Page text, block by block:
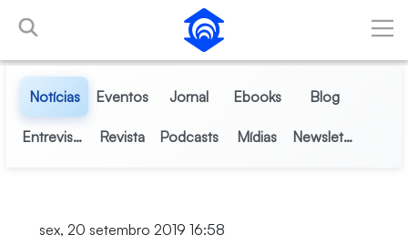
Pular para o Conteúdo principal
Notícias Eventos Jornal Ebooks Blog
Entrevistas Revista Podcasts Mídias Newsletter
sex, 20 setembro 2019 16:58